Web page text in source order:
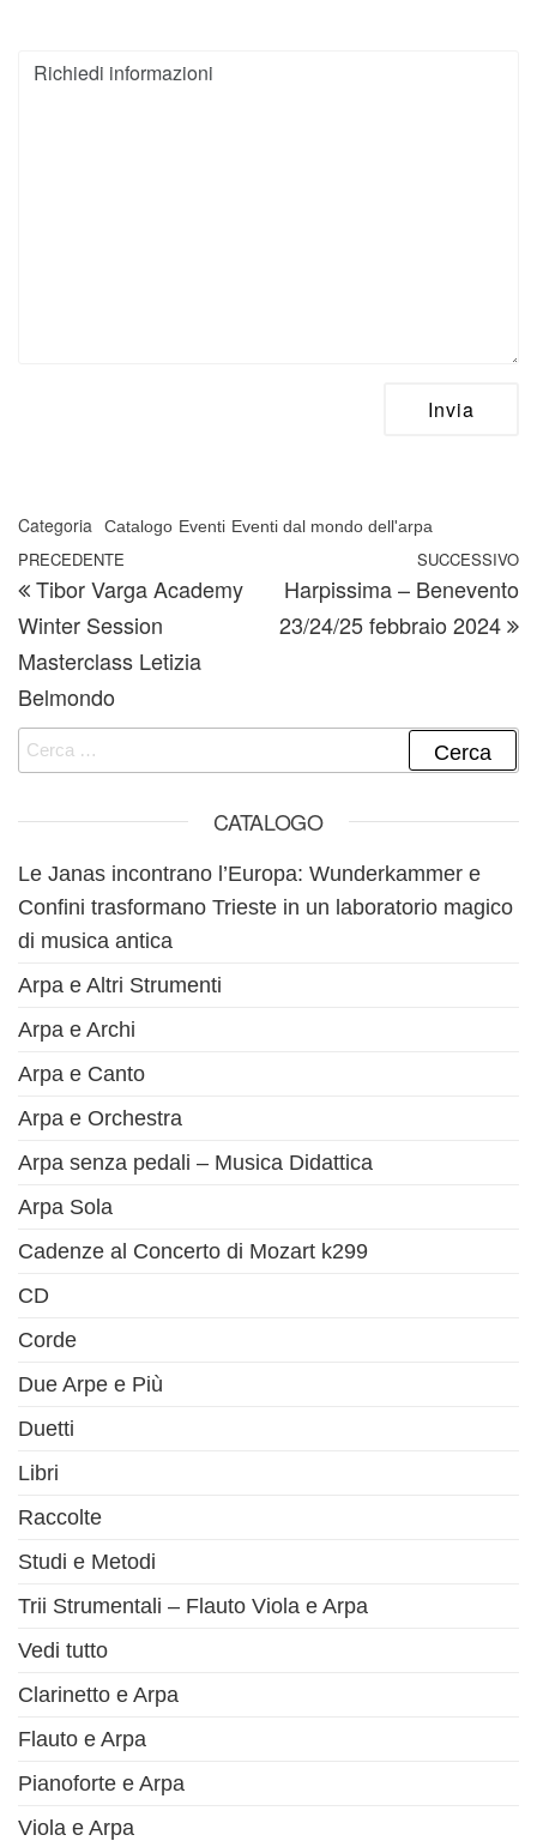
Categoria Catalogo Eventi Eventi dal mondo dell'arpa
Navigazione articoli
Articolo precedente
PRECEDENTE
Tibor Varga Academy
Winter Session
Masterclass Letizia
Belmondo
SUCCESSIVO
Harpissima – Benevento
23/24/25 febbraio 2024
Ricerca per:
CATALOGO
Le Janas incontrano l’Europa: Wunderkammer e
Confini trasformano Trieste in un laboratorio magico
di musica antica
Arpa e Altri Strumenti
Arpa e Archi
Arpa e Canto
Arpa e Orchestra
Arpa senza pedali – Musica Didattica
Arpa Sola
Cadenze al Concerto di Mozart k299
CD
Corde
Due Arpe e Più
Duetti
Libri
Raccolte
Studi e Metodi
Trii Strumentali – Flauto Viola e Arpa
Vedi tutto
Clarinetto e Arpa
Flauto e Arpa
Pianoforte e Arpa
Viola e Arpa